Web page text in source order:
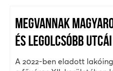
MEGVANNAK
ÉS LEGOLCSÓBB UTCÁI
A 2022-ben eladott